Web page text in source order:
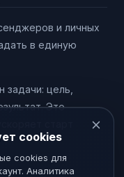
cookies
cookies для
Аналитика
и личных
в единую
задачи: цель,
Это
старт